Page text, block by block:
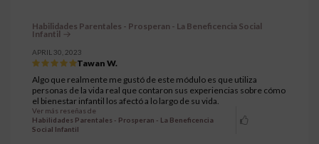
Habilidades Parentales - Prosperan - La Beneficencia Social
Infantil
APRIL 30, 2023
Tawan W.
Algo que realmente me gustó de este módulo es que utiliza
personas de la vida real que contaron sus experiencias sobre cómo
el bienestar infantil los afectó a lo largo de su vida.
Ver más reseñas de
Habilidades Parentales - Prosperan - La Beneficencia
Social Infantil